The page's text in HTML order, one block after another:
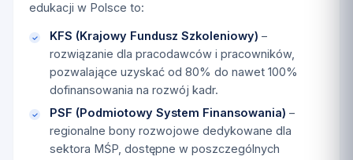
edukacji w Polsce to:
KFS (Krajowy Fundusz Szkoleniowy) –
rozwiązanie dla pracodawców i pracowników,
pozwalające uzyskać od 80% do nawet 100%
dofinansowania na rozwój kadr.
PSF (Podmiotowy System Finansowania) –
regionalne bony rozwojowe dedykowane dla
sektora MŚP, dostępne w poszczególnych